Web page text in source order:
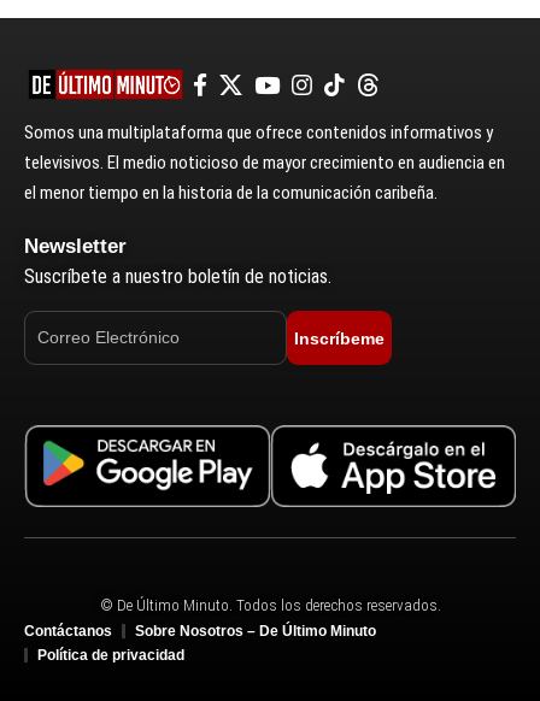
Somos una multiplataforma que ofrece contenidos informativos y
televisivos. El medio noticioso de mayor crecimiento en audiencia en
el menor tiempo en la historia de la comunicación caribeña.
Newsletter
Suscríbete a nuestro boletín de noticias.
Inscríbeme
© De Último Minuto. Todos los derechos reservados.
Contáctanos
Sobre Nosotros – De Último Minuto
Política de privacidad